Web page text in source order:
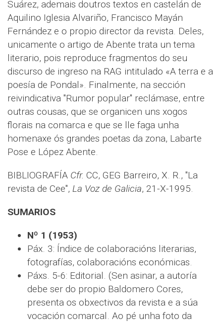
Suárez, ademais doutros textos en castelán de
Aquilino Iglesia Alvariño, Francisco Mayán
Fernández e o propio director da revista. Deles,
unicamente o artigo de Abente trata un tema
literario, pois reproduce fragmentos do seu
discurso de ingreso na RAG intitulado «A terra e a
poesía de Pondal». Finalmente, na sección
reivindicativa "Rumor popular" reclámase, entre
outras cousas, que se organicen uns xogos
florais na comarca e que se lle faga unha
homenaxe ós grandes poetas da zona, Labarte
Pose e López Abente.
BIBLIOGRAFÍA Cfr. CC, GEG Barreiro, X. R., "La
revista de Cee", La Voz de Galicia, 21-X-1995.
SUMARIOS
Nº 1 (1953)
Páx. 3: Índice de colaboracións literarias,
fotografías, colaboracións económicas.
Páxs. 5-6: Editorial. (Sen asinar, a autoría
debe ser do propio Baldomero Cores,
presenta os obxectivos da revista e a súa
vocación comarcal. Ao pé unha foto da